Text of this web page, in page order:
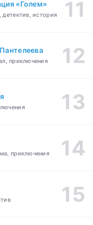
«Голем»
история
приключения
приключения